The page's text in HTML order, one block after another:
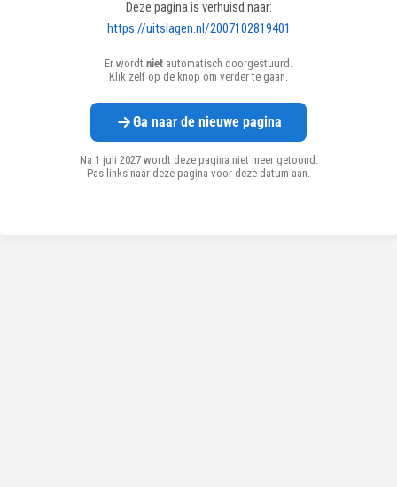
Deze pagina is verhuisd naar:
https://uitslagen.nl/2007102819401
Er wordt niet automatisch doorgestuurd.
Klik zelf op de knop om verder te gaan.
Ga naar de nieuwe pagina
Na 1 juli 2027 wordt deze pagina niet meer getoond.
Pas links naar deze pagina voor deze datum aan.